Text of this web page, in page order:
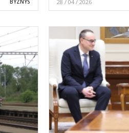
BYZNYS 28 / 04 / 2026